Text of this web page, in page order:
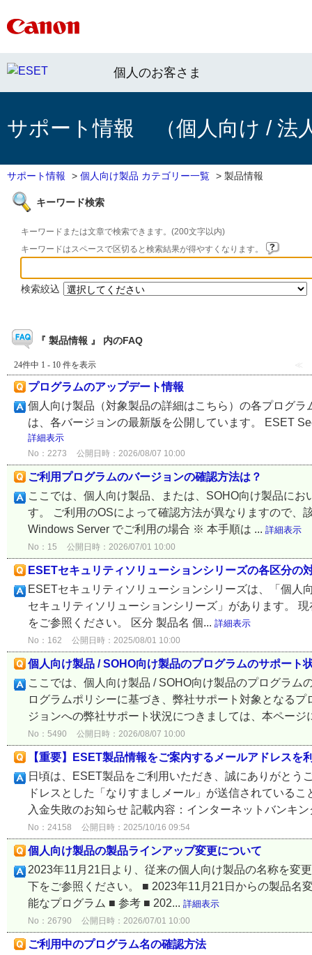
個人のお客さま
サポート情報 （個人向け / 法
サポート情報 > 個人向け製品 カテゴリー一覧 > 製品情報
キーワード検索
キーワードまたは文章で検索できます。(200文字以内)
キーワードはスペースで区切ると検索結果が得やすくなります。
検索絞込
『 製品情報 』 内のFAQ
24件中 1 - 10 件を表示 ≪
プログラムのアップデート情報
個人向け製品（対象製品の詳細はこちら）の各プログ
は、各バージョンの最新版を公開しています。 ESET
詳細表示
No：2273 公開日時：2026/08/07 10:00
ご利用プログラムのバージョンの確認方法は？
ここでは、個人向け製品、または、SOHO向け製品に
す。 ご利用のOSによって確認方法が異なりますので、
Windows Server でご利用の場合 ※ 本手順は ... 詳細表示
No：15 公開日時：2026/07/01 10:00
ESETセキュリティソリューションシリーズの各区分の
ESETセキュリティソリューションシリーズは、「個
セキュリティソリューションシリーズ」があります。
をご参照ください。 区分 製品名 個... 詳細表示
No：162 公開日時：2025/08/01 10:00
個人向け製品 / SOHO向け製品のプログラムのサポート
ここでは、個人向け製品 / SOHO向け製品のプログラ
ログラムポリシーに基づき、弊社サポート対象となる
ジョンへの弊社サポート状況につきましては、本ペー
No：5490 公開日時：2026/08/07 10:00
【重要】ESET製品情報をご案内するメールアドレス
日頃は、ESET製品をご利用いただき、誠にありがと
ドレスとした「なりすましメール」が送信されている
入金失敗のお知らせ 記載内容：インターネットバンキ
No：24158 公開日時：2025/10/16 09:54
個人向け製品の製品ラインアップ変更について
2023年11月21日より、従来の個人向け製品の名称を変
下をご参照ください。 ■ 2023年11月21日からの製品名
能なプログラム ■ 参考 ■ 202... 詳細表示
No：26790 公開日時：2026/07/01 10:00
ご利用中のプログラム名の確認方法